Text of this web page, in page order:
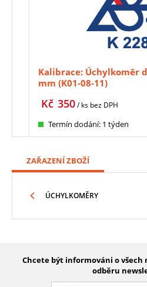
Kalibrace: Úchylkoměr
mm (K01-08-11)
350
Kč / ks bez DPH
Termín dodání: 1 týden
ZAŘAZENÍ ZBOŽÍ
ÚCHYLKOMĚRY
Chcete být informováni o všech
odběru